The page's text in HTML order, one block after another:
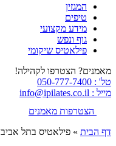
המגזין
טיפים
מידע מקצועי
גוף ונפש
פילאטיס שיקומי
מאמנים? הצטרפו לקהילה!
טל' : 050-777-7400
מייל : info@ipilates.co.il
הצטרפות מאמנים
דף הבית » פילאטיס בתל אביב